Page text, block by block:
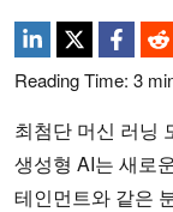
Reading Time: 3
최첨단 머신 러닝
생성형 AI는 새로
테인먼트와 같은